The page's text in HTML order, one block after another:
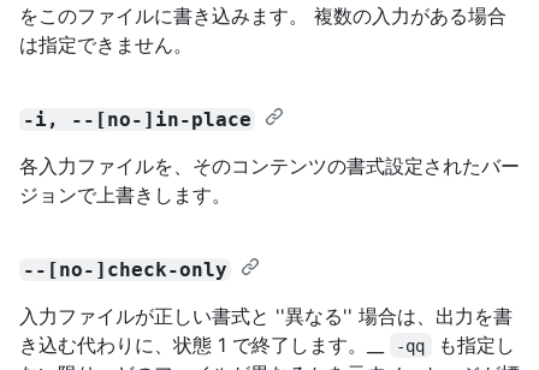
をこのファイルに書き込みます。 複数の入力がある場合
は指定できません。
-i, --[no-]in-place
各入力ファイルを、そのコンテンツの書式設定されたバー
ジョンで上書きします。
--[no-]check-only
入力ファイルが正しい書式と ''異なる'' 場合は、出力を書
き込む代わりに、状態 1 で終了します。__
-qq
も指定し